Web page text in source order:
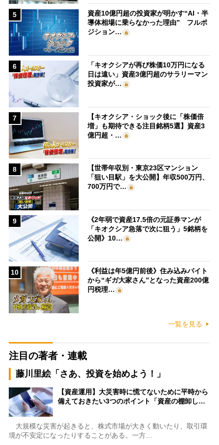
5
資産10億円超の投資家が明かす“AI・半
導体相場に乗らなかった理由” フルポ
ジション…
6
「キオクシアが再び株価10万円になる
日は遠い」資産3億円超のサラリーマン
投資家が…
7
【キオクシア・ショック後に「株価倍
増」も期待できる注目銘柄5選】資産3
億円超・…
8
【世帯年収別・東京23区マンション
「狙い目駅」を大公開】年収500万円、
700万円で…
9
《2年弱で資産17.5倍の元証券マンが
「キオクシア急落で次に狙う」5銘柄を
公開》10…
10
《利益は年5億円前後》住み込みバイト
から“ギガ大家さん”となった資産200億
円税理…
一覧を見る
注目の著者・連載
藤川里絵「さあ、投資を始めよう！」
【資産運用】大災害時に慌てないために平時から
備えておきたい3つのポイント「資産の棚卸し…
大規模な災害が起きると、株式市場が大きく動いたり、取引環
境が不安定になったりすることがある。一方…